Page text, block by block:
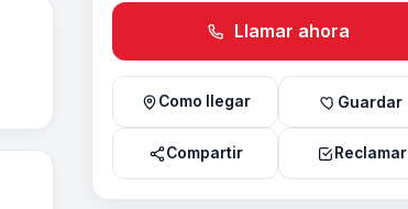
Llamar ahora
Como llegar Guardar
Compartir Reclamar